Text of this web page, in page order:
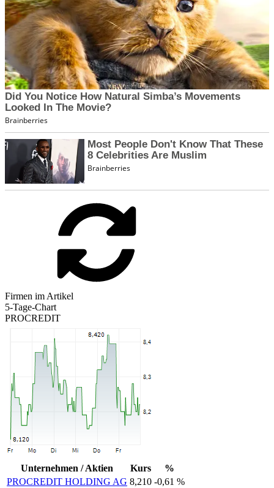
Firmen im Artikel
5-Tage-Chart
PROCREDIT
Unternehmen / Aktien Kurs
%
PROCREDIT HOLDING AG 8,210 -0,61 %